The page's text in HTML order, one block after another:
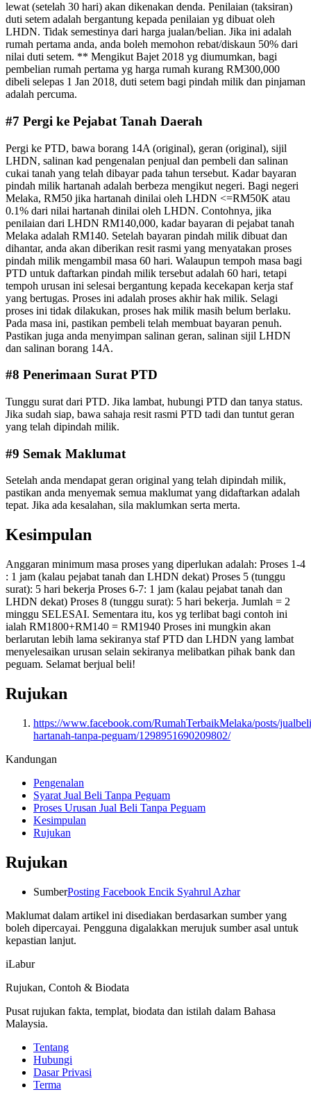
lewat (setelah 30 hari) akan dikenakan denda. Penilaian (taksiran)
duti setem adalah bergantung kepada penilaian yg dibuat oleh
LHDN. Tidak semestinya dari harga jualan/belian. Jika ini adalah
rumah pertama anda, anda boleh memohon rebat/diskaun 50% dari
nilai duti setem. ** Mengikut Bajet 2018 yg diumumkan, bagi
pembelian rumah pertama yg harga rumah kurang RM300,000
dibeli selepas 1 Jan 2018, duti setem bagi pindah milik dan pinjaman
adalah percuma.
#7 Pergi ke Pejabat Tanah Daerah
Pergi ke PTD, bawa borang 14A (original), geran (original), sijil
LHDN, salinan kad pengenalan penjual dan pembeli dan salinan
cukai tanah yang telah dibayar pada tahun tersebut. Kadar bayaran
pindah milik hartanah adalah berbeza mengikut negeri. Bagi negeri
Melaka, RM50 jika hartanah dinilai oleh LHDN <=RM50K atau
0.1% dari nilai hartanah dinilai oleh LHDN. Contohnya, jika
penilaian dari LHDN RM140,000, kadar bayaran di pejabat tanah
Melaka adalah RM140. Setelah bayaran pindah milik dibuat dan
dihantar, anda akan diberikan resit rasmi yang menyatakan proses
pindah milik mengambil masa 60 hari. Walaupun tempoh masa bagi
PTD untuk daftarkan pindah milik tersebut adalah 60 hari, tetapi
tempoh urusan ini selesai bergantung kepada kecekapan kerja staf
yang bertugas. Proses ini adalah proses akhir hak milik. Selagi
proses ini tidak dilakukan, proses hak milik masih belum berlaku.
Pada masa ini, pastikan pembeli telah membuat bayaran penuh.
Pastikan juga anda menyimpan salinan geran, salinan sijil LHDN
dan salinan borang 14A.
#8 Penerimaan Surat PTD
Tunggu surat dari PTD. Jika lambat, hubungi PTD dan tanya status.
Jika sudah siap, bawa sahaja resit rasmi PTD tadi dan tuntut geran
yang telah dipindah milik.
#9 Semak Maklumat
Setelah anda mendapat geran original yang telah dipindah milik,
pastikan anda menyemak semua maklumat yang didaftarkan adalah
tepat. Jika ada kesalahan, sila maklumkan serta merta.
Kesimpulan
Anggaran minimum masa proses yang diperlukan adalah: Proses 1-4
: 1 jam (kalau pejabat tanah dan LHDN dekat) Proses 5 (tunggu
surat): 5 hari bekerja Proses 6-7: 1 jam (kalau pejabat tanah dan
LHDN dekat) Proses 8 (tunggu surat): 5 hari bekerja. Jumlah = 2
minggu SELESAI. Sementara itu, kos yg terlibat bagi contoh ini
ialah RM1800+RM140 = RM1940 Proses ini mungkin akan
berlarutan lebih lama sekiranya staf PTD dan LHDN yang lambat
menyelesaikan urusan selain sekiranya melibatkan pihak bank dan
peguam. Selamat berjual beli!
Rujukan
https://www.facebook.com/RumahTerbaikMelaka/posts/
hartanah-tanpa-peguam/1298951690209802/
Kandungan
Pengenalan
Syarat Jual Beli Tanpa Peguam
Proses Urusan Jual Beli Tanpa Peguam
Kesimpulan
Rujukan
Rujukan
SumberPosting Facebook Encik Syahrul Azhar
Maklumat dalam artikel ini disediakan berdasarkan sumber yang
boleh dipercayai. Pengguna digalakkan merujuk sumber asal untuk
kepastian lanjut.
iLabur
Rujukan, Contoh & Biodata
Pusat rujukan fakta, templat, biodata dan istilah dalam Bahasa
Malaysia.
Tentang
Hubungi
Dasar Privasi
Terma